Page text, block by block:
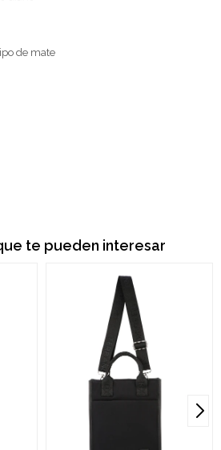
de mate
te pueden interesar